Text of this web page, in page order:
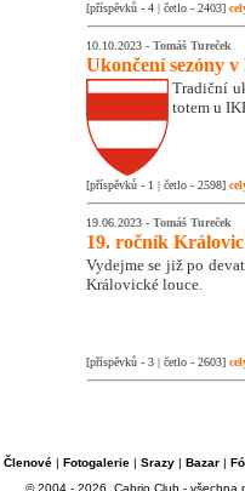
[příspěvků - 4 | četlo - 2403]
10.10.2023 - Tomáš Tureček
Ukončení sezóny v
Tradiční
totem u
[příspěvků - 1 | četlo - 2598]
19.06.2023 - Tomáš Tureček
19. ročník
Vydejme se již po
Královické louce.
[příspěvků - 3 | četlo - 2603]
Členové| Fotogalerie| Srazy| Bazar|
© 2004 - 2026, Cabrio Club - všechna